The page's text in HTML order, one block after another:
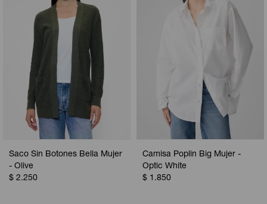
Saco Sin Botones Bella Mujer
- Olive
$ 2.250
Camisa Poplin Big Mujer -
Optic White
$ 1.850